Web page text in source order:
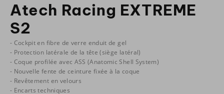
Atech Racing EXTREME
S2
- Cockpit en fibre de verre enduit de gel
- Protection latérale de la tête (siège latéral)
- Coque profilée avec ASS (Anatomic Shell System)
- Nouvelle fente de ceinture fixée à la coque
- Revêtement en velours
- Encarts techniques